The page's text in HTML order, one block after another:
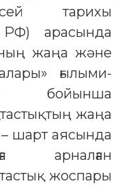
тарихы
арасында
жаңа және
ғылыми-
бойынша
жаңа
шарт аясында
арналған
жоспары